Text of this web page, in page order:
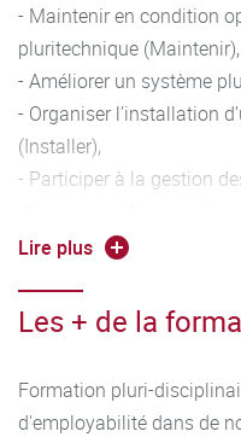
A partir de la deuxième
progressive est proposée
• Parcours Management
Innovante (3MI) est
fonctionnement optimal
l’organisation des
- Maintenir en condition
pluritechnique (Maintenir),
- Améliorer un système
- Organiser l’installation
(Installer),
- Participer à la gestion
- Sécuriser le
Le parcours Management
Innovante (3MI) permet
compétences Maintenir,
Lire plus
Les + de la
Formation pluri-
d'employabilité dans de